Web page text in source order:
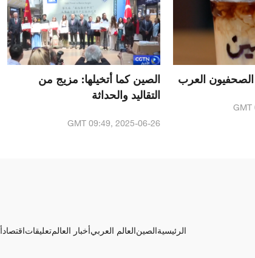
الصحفيون العرب
GMT
الصين كما أتخيلها: مزيج من
التقاليد والحداثة
GMT 09:49, 2025-06-26
اقتصاد تعليقاتأخبار العالم العالم العربي الصين الرئيسية